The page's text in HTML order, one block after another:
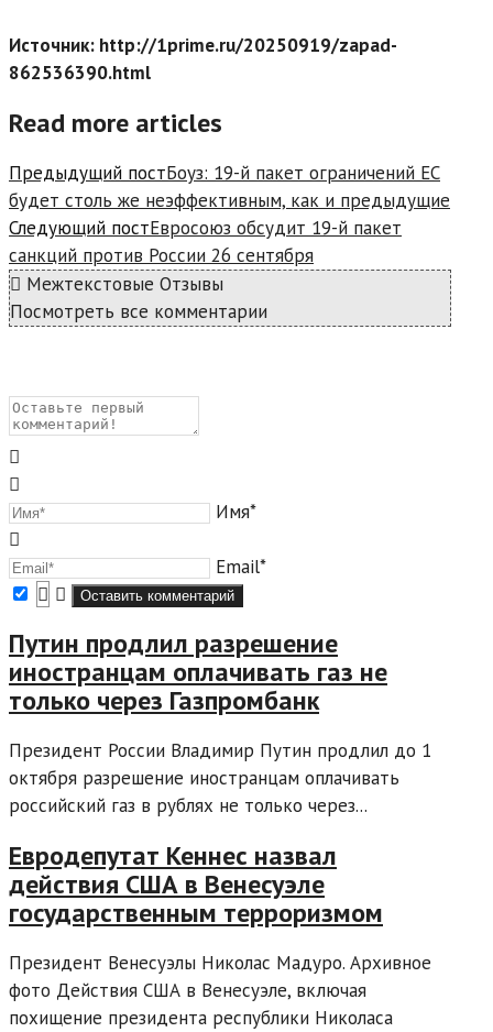
Источник: http://1prime.ru/20250919/zapad-
862536390.html
Read more articles
Предыдущий постБоуз: 19-й пакет ограничений ЕС
будет столь же неэффективным, как и предыдущие
Следующий постЕвросоюз обсудит 19-й пакет
санкций против России 26 сентября
Межтекстовые Отзывы
Посмотреть все комментарии
Имя*
Email*
Путин продлил разрешение
иностранцам оплачивать газ не
только через Газпромбанк
Президент России Владимир Путин продлил до 1
октября разрешение иностранцам оплачивать
российский газ в рублях не только через...
Евродепутат Кеннес назвал
действия США в Венесуэле
государственным терроризмом
Президент Венесуэлы Николас Мадуро. Архивное
фото Действия США в Венесуэле, включая
похищение президента республики Николаса